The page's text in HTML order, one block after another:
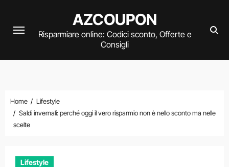
contenuto
AZCOUPON
Risparmiare online: Codici sconto, Offerte e
Consigli
Home
Lifestyle
Saldi invernali: perché oggi il vero risparmio non è nello sconto ma nelle
scelte
Lifestyle